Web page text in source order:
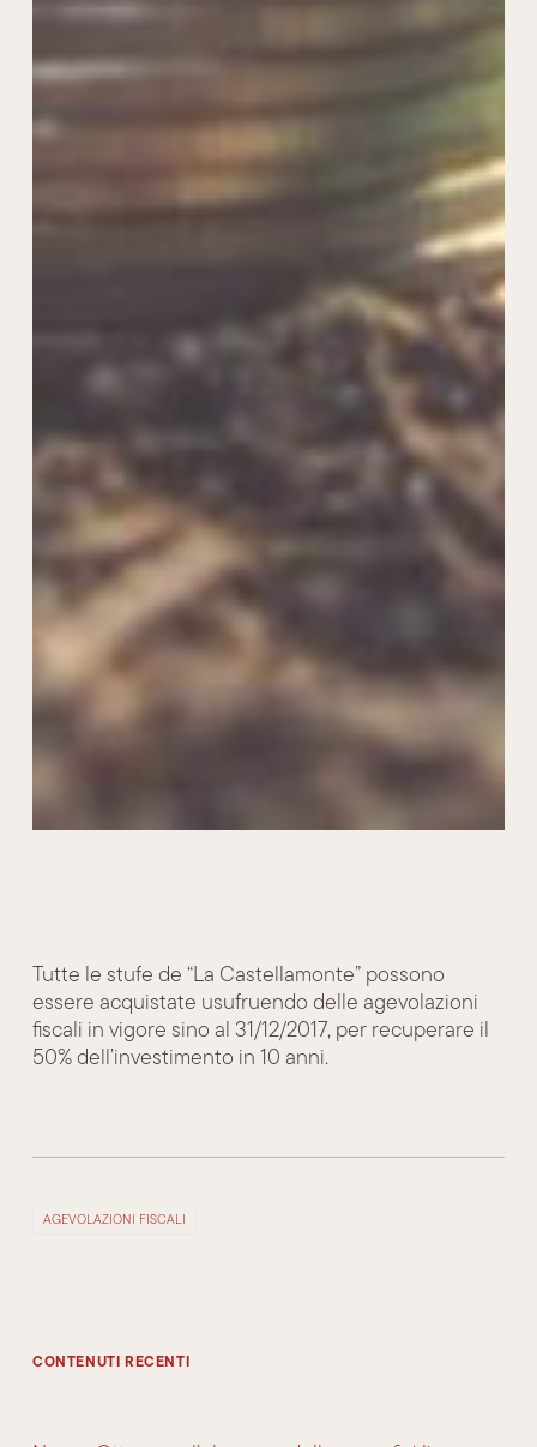
Tutte le stufe de “La Castellamonte” possono
essere acquistate usufruendo delle agevolazioni
fiscali in vigore sino al 31/12/2017, per recuperare il
50% dell’investimento in 10 anni.
AGEVOLAZIONI FISCALI
CONTENUTI RECENTI